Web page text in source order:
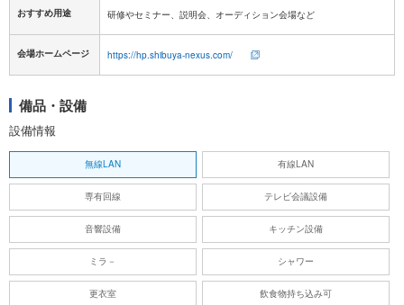
おすすめ用途 研修やセミナー、説明会、オーディション会場など
会場ホームページ https://hp.shibuya-nexus.com/
備品・設備
設備情報
無線LAN 有線LAN
専有回線 テレビ会議設備
音響設備 キッチン設備
ミラ－ シャワー
更衣室 飲食物持ち込み可